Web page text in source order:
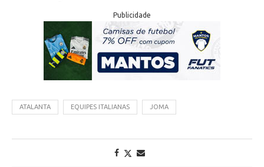
Publicidade
ATALANTA EQUIPES ITALIANAS JOMA